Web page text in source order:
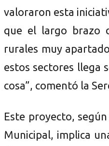
valoraron esta
que el largo brazo
rurales muy
estos sectores llega
cosa”, comentó la
Este proyecto,
Municipal, implica